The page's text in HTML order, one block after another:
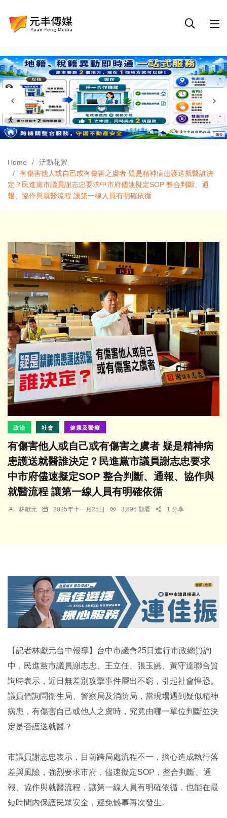
Home
活動花絮
有傷害他人或自己或有傷害之虞者 疑是精神病患護送就醫誰決
定？民進黨市議員謝志忠要求中市府儘速擬定SOP 整合判斷、通
報、協作與就醫流程 讓第一線人員有明確依循
政治 社會 健康及醫療
有傷害他人或自己或有傷害之虞者 疑是精神病
患護送就醫誰決定？民進黨市議員謝志忠要求
中市府儘速擬定SOP 整合判斷、通報、協作與
就醫流程 讓第一線人員有明確依循
林獻元 2025年十一月25日 3,896 觀看 1 分享
【記者林獻元台中報導】台中市議會25日進行市政總質詢
中，民進黨市議員謝志忠、王立任、張玉嬿、黃守達聯合質
詢時表示，近日無差別攻擊事件層出不窮，引起社會惶恐。
議員們詢問衛生局、警察局及消防局，當現場遇到疑似精神
病患，有傷害自己或他人之虞時，究竟由哪一單位判斷並決
定是否護送就醫？
市議員謝志忠表示，目前跨局處流程不一，擔心造成執行落
差與風險，強烈要求市府，儘速擬定SOP，整合判斷、通
報、協作與就醫流程，讓第一線人員有明確依循，也能在最
短時間內保護民眾安全，避免憾事再次發生。